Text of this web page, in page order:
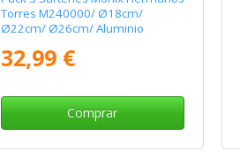
Torres M240000/ Ø18cm/
Ø22cm/ Ø26cm/ Aluminio
32,99 €
Comprar